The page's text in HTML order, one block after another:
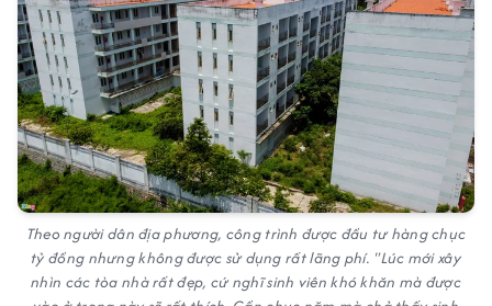
Theo người dân địa phương, công trình được đầu tư hàng chục
tỷ đồng nhưng không được sử dụng rất lãng phí. "Lúc mới xây
nhìn các tòa nhà rất đẹp, cứ nghĩ sinh viên khó khăn mà được